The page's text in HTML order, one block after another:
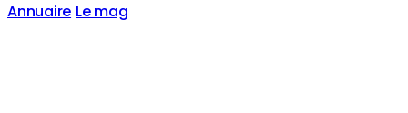
Annuaire Le mag